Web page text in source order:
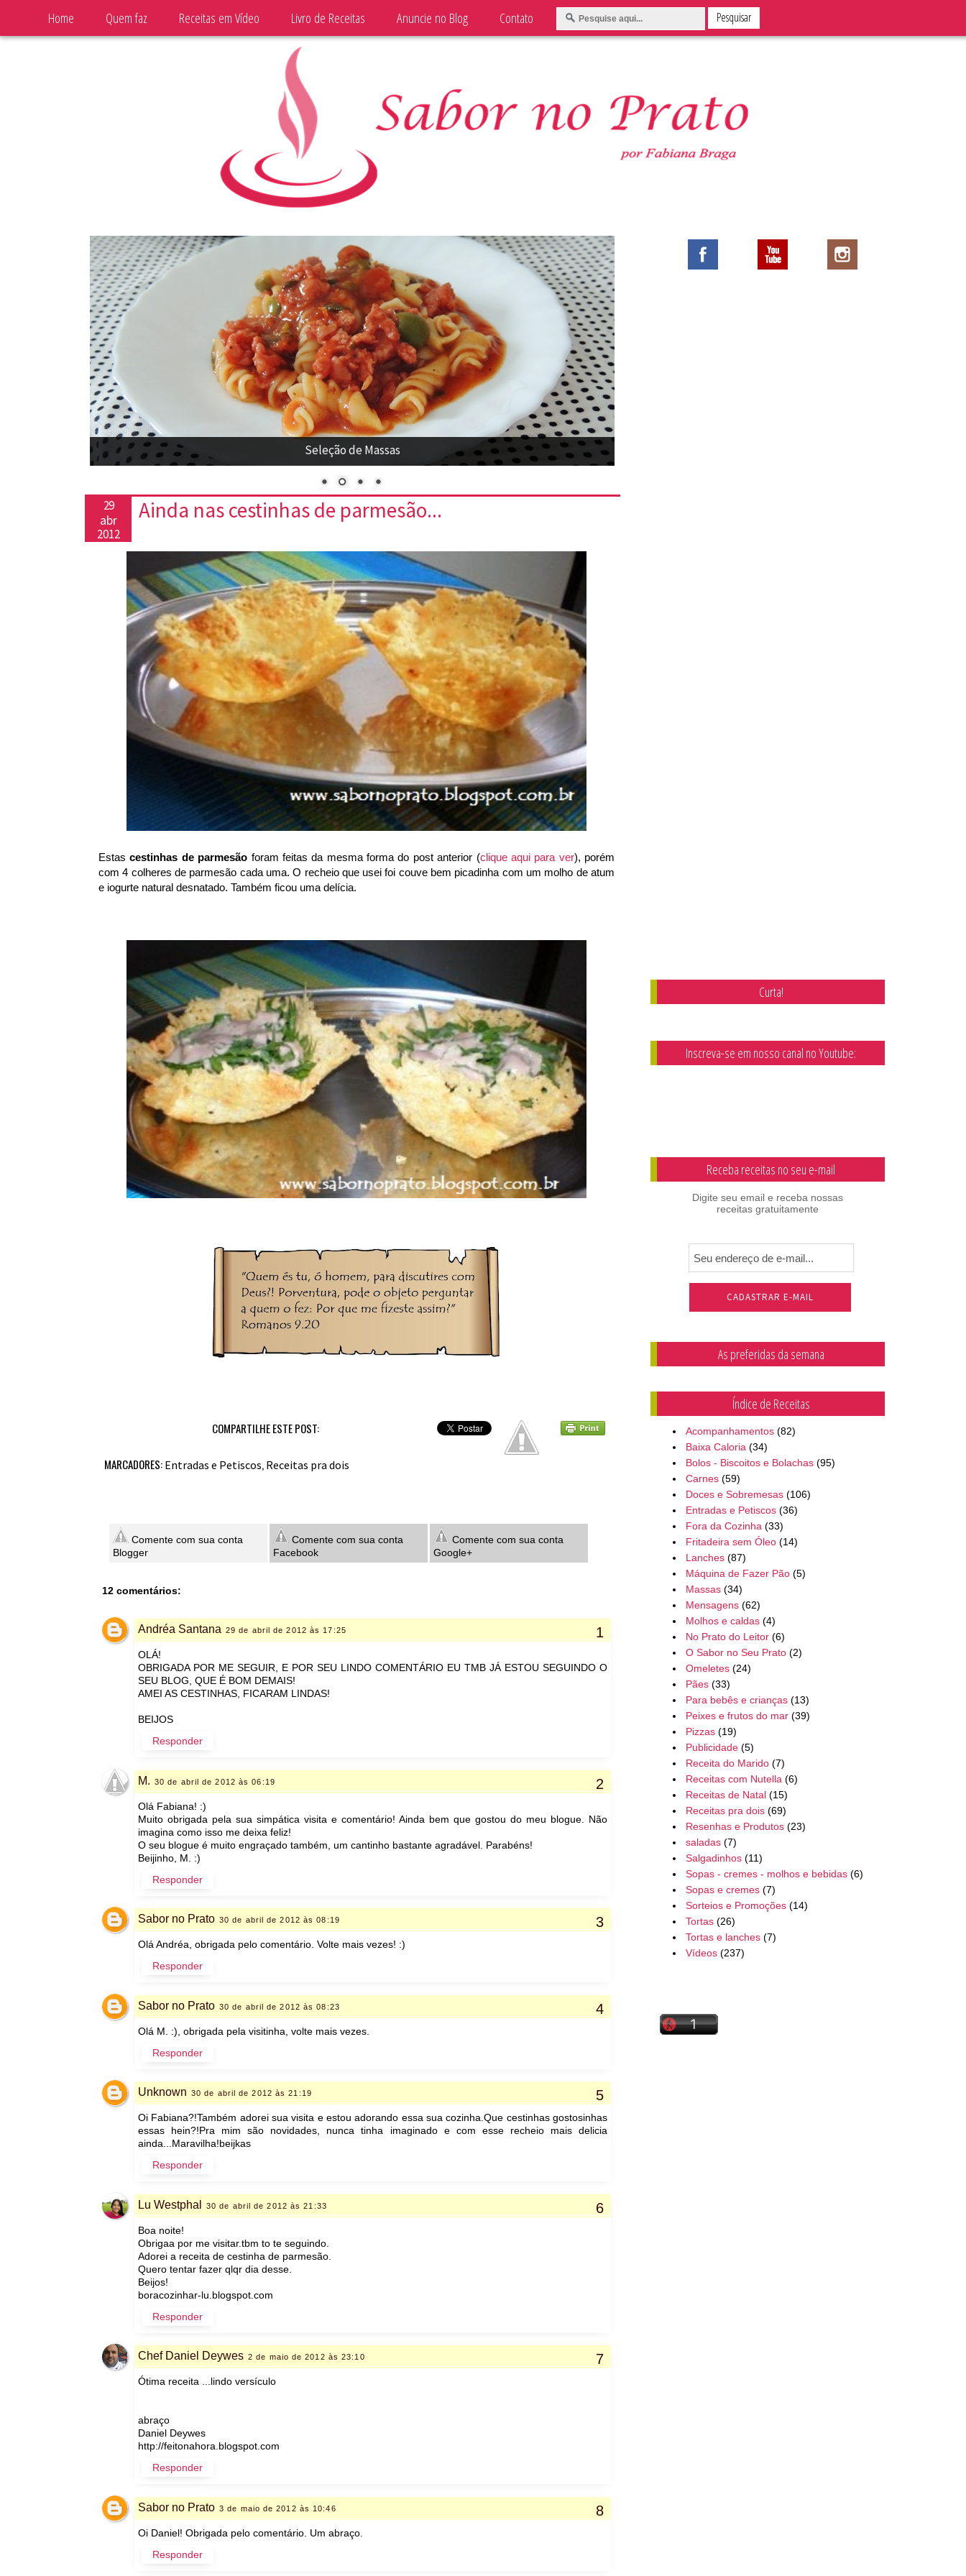
Seleção de Massas
29
abr
2012
Ainda nas cestinhas de parmesão...
Estascestinhas de parmesão foram feitas da mesma forma do post anterior (clique aqui para ver), porém
com 4 colheres de parmesão cada uma. O recheio que usei foi couve bem picadinha com um molho de atum
e iogurte natural desnatado. Também ficou uma delícia.
COMPARTILHE ESTE POST:
MARCADORES: Entradas e Petiscos, Receitas pra dois
Comente com sua conta
Blogger
Comente com sua conta
Facebook
Comente com sua conta
Google+
12 comentários:
Andréa Santana 29 de abril de 2012 às 17:25
OLÁ!
OBRIGADA POR ME SEGUIR, E POR SEU LINDO COMENTÁRIO EU TMB JÁ ESTOU SEGUINDO O
SEU BLOG, QUE É BOM DEMAIS!
AMEI AS CESTINHAS, FICARAM LINDAS!
BEIJOS
Responder
M. 30 de abril de 2012 às 06:19
Olá Fabiana! :)
Muito obrigada pela sua simpática visita e comentário! Ainda bem que gostou do meu blogue. Não
imagina como isso me deixa feliz!
O seu blogue é muito engraçado também, um cantinho bastante agradável. Parabéns!
Beijinho, M. :)
Responder
Sabor no Prato 30 de abril de 2012 às 08:19
Olá Andréa, obrigada pelo comentário. Volte mais vezes! :)
Responder
Sabor no Prato 30 de abril de 2012 às 08:23
Olá M. :), obrigada pela visitinha, volte mais vezes.
Responder
Unknown 30 de abril de 2012 às 21:19
Oi Fabiana?!Também adorei sua visita e estou adorando essa sua cozinha.Que cestinhas gostosinhas
essas hein?!Pra mim são novidades, nunca tinha imaginado e com esse recheio mais delicia
ainda...Maravilha!beijkas
Responder
Lu Westphal 30 de abril de 2012 às 21:33
Boa noite!
Obrigaa por me visitar.tbm to te seguindo.
Adorei a receita de cestinha de parmesão.
Quero tentar fazer qlqr dia desse.
Beijos!
boracozinhar-lu.blogspot.com
Responder
Chef Daniel Deywes 2 de maio de 2012 às 23:10
Ótima receita ...lindo versículo
abraço
Daniel Deywes
http://feitonahora.blogspot.com
Responder
Sabor no Prato 3 de maio de 2012 às 10:46
Oi Daniel! Obrigada pelo comentário. Um abraço.
Responder
Home Quem faz Receitas em Vídeo Livro de Receitas Anuncie no Blog Contato
Curta!
Inscreva-se em nosso canal no Youtube:
Receba receitas no seu e-mail
Digite seu email e receba nossas
receitas gratuitamente
As preferidas da semana
Índice de Receitas
Acompanhamentos (82)
Baixa Caloria (34)
Bolos - Biscoitos e Bolachas (95)
Carnes (59)
Doces e Sobremesas (106)
Entradas e Petiscos (36)
Fora da Cozinha (33)
Fritadeira sem Óleo (14)
Lanches (87)
Máquina de Fazer Pão (5)
Massas (34)
Mensagens (62)
Molhos e caldas (4)
No Prato do Leitor (6)
O Sabor no Seu Prato (2)
Omeletes (24)
Pães (33)
Para bebês e crianças (13)
Peixes e frutos do mar (39)
Pizzas (19)
Publicidade (5)
Receita do Marido (7)
Receitas com Nutella (6)
Receitas de Natal (15)
Receitas pra dois (69)
Resenhas e Produtos (23)
saladas (7)
Salgadinhos (11)
Sopas - cremes - molhos e bebidas (6)
Sopas e cremes (7)
Sorteios e Promoções (14)
Tortas (26)
Tortas e lanches (7)
Vídeos (237)